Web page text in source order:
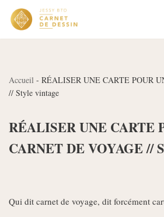
Aller
Accueil - RÉALISER UNE CARTE POUR
// Style vintage
RÉALISER UNE CARTE
CARNET DE VOYAGE //
Qui dit carnet de voyage, dit forcément